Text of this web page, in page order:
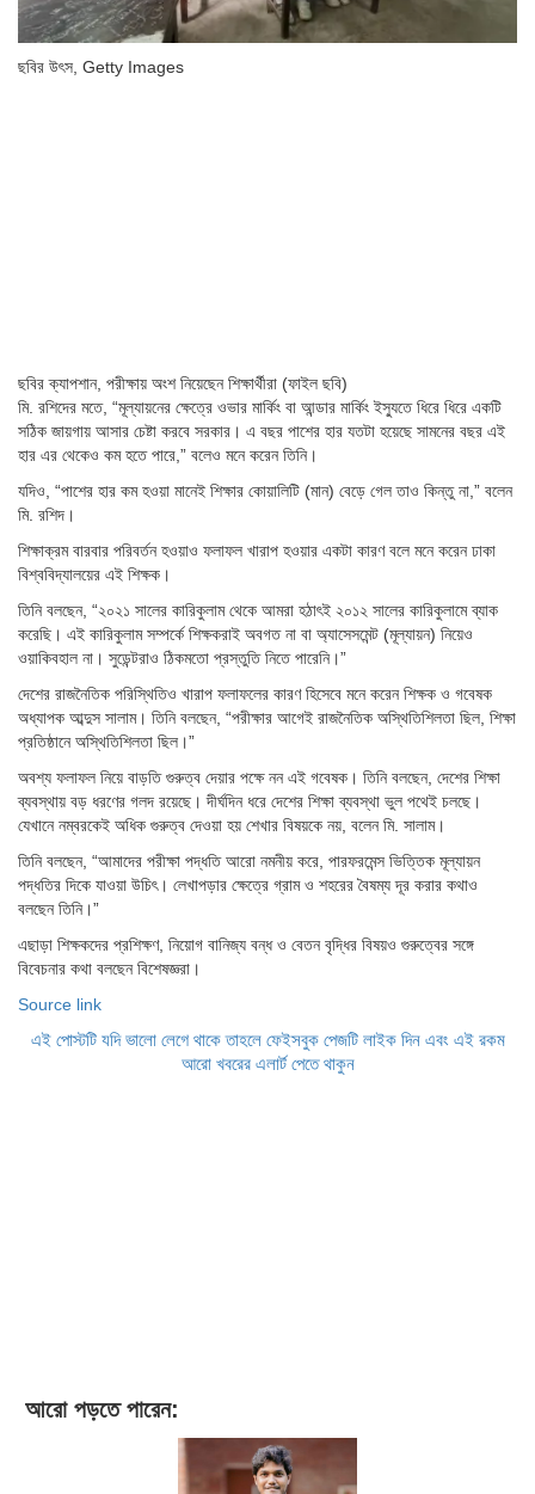
ছবির উৎস, Getty Images
ছবির ক্যাপশান, পরীক্ষায় অংশ নিয়েছেন শিক্ষার্থীরা (ফাইল ছবি)
মি. রশিদের মতে, “মূল্যায়নের ক্ষেত্রে ওভার মার্কিং বা আন্ডার মার্কিং ইস্যুতে ধিরে ধিরে একটি
সঠিক জায়গায় আসার চেষ্টা করবে সরকার। এ বছর পাশের হার যতটা হয়েছে সামনের বছর এই
হার এর থেকেও কম হতে পারে,” বলেও মনে করেন তিনি।
যদিও, “পাশের হার কম হওয়া মানেই শিক্ষার কোয়ালিটি (মান) বেড়ে গেল তাও কিন্তু না,” বলেন
মি. রশিদ।
শিক্ষাক্রম বারবার পরিবর্তন হওয়াও ফলাফল খারাপ হওয়ার একটা কারণ বলে মনে করেন ঢাকা
বিশ্ববিদ্যালয়ের এই শিক্ষক।
তিনি বলছেন, “২০২১ সালের কারিকুলাম থেকে আমরা হঠাৎই ২০১২ সালের কারিকুলামে ব্যাক
করেছি। এই কারিকুলাম সম্পর্কে শিক্ষকরাই অবগত না বা অ্যাসেসমেন্ট (মূল্যায়ন) নিয়েও
ওয়াকিবহাল না। সুডেন্টরাও ঠিকমতো প্রস্তুতি নিতে পারেনি।”
দেশের রাজনৈতিক পরিস্থিতিও খারাপ ফলাফলের কারণ হিসেবে মনে করেন শিক্ষক ও গবেষক
অধ্যাপক আব্দুস সালাম। তিনি বলছেন, “পরীক্ষার আগেই রাজনৈতিক অস্থিতিশিলতা ছিল, শিক্ষা
প্রতিষ্ঠানে অস্থিতিশিলতা ছিল।”
অবশ্য ফলাফল নিয়ে বাড়তি গুরুত্ব দেয়ার পক্ষে নন এই গবেষক। তিনি বলছেন, দেশের শিক্ষা
ব্যবস্থায় বড় ধরণের গলদ রয়েছে। দীর্ঘদিন ধরে দেশের শিক্ষা ব্যবস্থা ভুল পথেই চলছে।
যেখানে নম্বরকেই অধিক গুরুত্ব দেওয়া হয় শেখার বিষয়কে নয়, বলেন মি. সালাম।
তিনি বলছেন, “আমাদের পরীক্ষা পদ্ধতি আরো নমনীয় করে, পারফরমেন্স ভিত্তিক মূল্যায়ন
পদ্ধতির দিকে যাওয়া উচিৎ। লেখাপড়ার ক্ষেত্রে গ্রাম ও শহরের বৈষম্য দূর করার কথাও
বলছেন তিনি।”
এছাড়া শিক্ষকদের প্রশিক্ষণ, নিয়োগ বানিজ্য বন্ধ ও বেতন বৃদ্ধির বিষয়ও গুরুত্বের সঙ্গে
বিবেচনার কথা বলছেন বিশেষজ্ঞরা।
Source link
এই পোস্টটি যদি ভালো লেগে থাকে তাহলে ফেইসবুক পেজটি লাইক দিন এবং এই রকম
আরো খবরের এলার্ট পেতে থাকুন
আরো পড়তে পারেন: